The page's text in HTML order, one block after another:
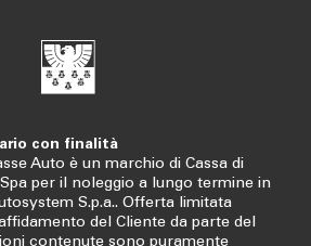
con finalità
Auto è un marchio di Cassa di
per il noleggio a lungo termine in
S.p.a.. Offerta limitata
del Cliente da parte del
contenute sono puramente